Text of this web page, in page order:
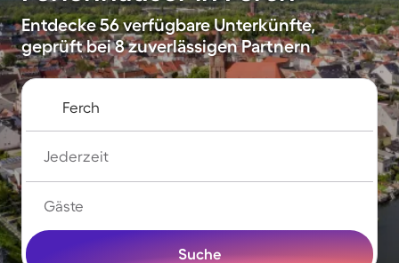
Entdecke 56 verfügbare Unterkünfte,
geprüft bei 8 zuverlässigen Partnern
Jederzeit
Gäste
Suche